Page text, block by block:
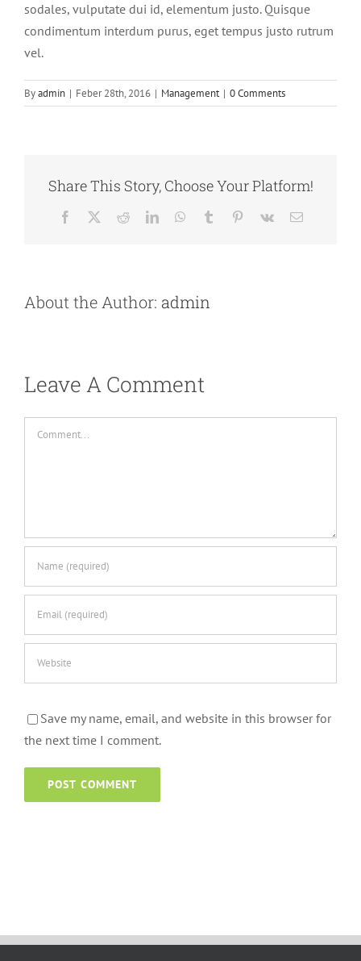
sodales, vulputate dui id, elementum justo. Quisque
condimentum interdum purus, eget tempus justo rutrum
vel.
Byadmin | Feber 28th, 2016 | Management | 0 Comments
Share This Story, Choose Your Platform!
Facebook RedditLinkedInWhatsApp
Tumblr Pinterest
Vk Email
About the Author: admin
Leave A Comment
Save my name, email, and website in this browser for
the next time I comment.